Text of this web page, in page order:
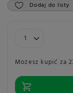
Dodaj do listy
Możesz kupić za